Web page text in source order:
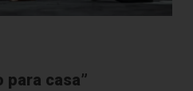
para casa”